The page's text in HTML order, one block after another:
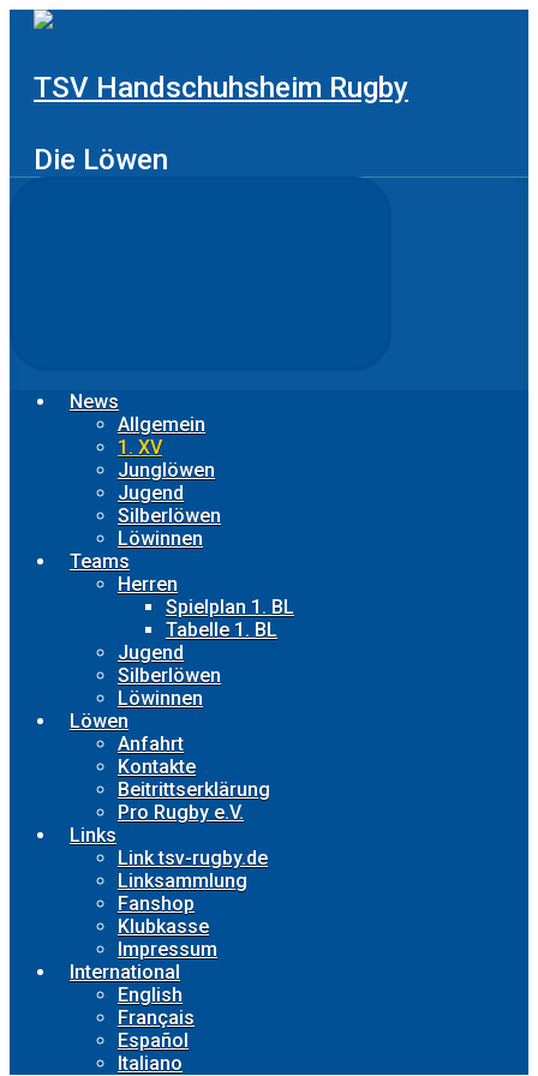
Zum
TSV Handschuhsheim Rugby
Die Löwen
News
Allgemein
1. XV
Junglöwen
Jugend
Silberlöwen
Löwinnen
Teams
Herren
Spielplan 1. BL
Tabelle 1. BL
Jugend
Silberlöwen
Löwinnen
Löwen
Anfahrt
Kontakte
Beitrittserklärung
Pro Rugby e.V.
Links
Link tsv-rugby.de
Linksammlung
Fanshop
Klubkasse
Impressum
International
English
Français
Español
Italiano